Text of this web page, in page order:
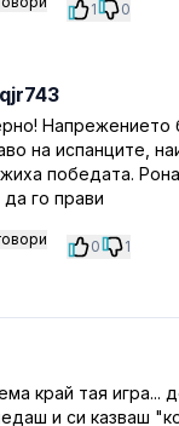
1 0
Напрежението
на испанците,
победата.
да го прави
0 1
край тая игра...
и си казваш